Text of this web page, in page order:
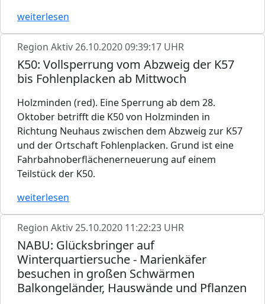
weiterlesen
Region Aktiv26.10.2020 09:39:17 UHR
K50: Vollsperrung vom Abzweig der K57
bis Fohlenplacken ab Mittwoch
Holzminden (red). Eine Sperrung ab dem 28.
Oktober betrifft die K50 von Holzminden in
Richtung Neuhaus zwischen dem Abzweig zur K57
und der Ortschaft Fohlenplacken. Grund ist eine
Fahrbahnoberflächenerneuerung auf einem
Teilstück der K50.
weiterlesen
Region Aktiv25.10.2020 11:22:23 UHR
NABU: Glücksbringer auf
Winterquartiersuche - Marienkäfer
besuchen in großen Schwärmen
Balkongeländer, Hauswände und Pflanzen